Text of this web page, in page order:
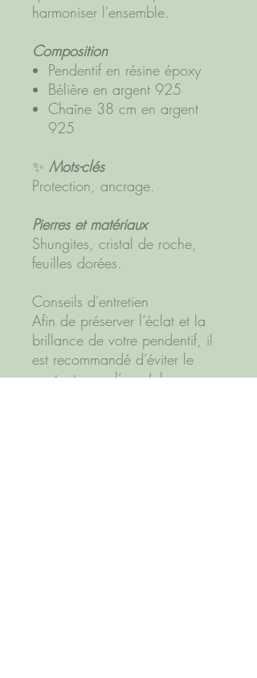
harmoniser l'ensemble.
Composition
Pendentif en résine époxy
Bélière en argent 925
Chaîne 38 cm en argent
925
✨ Mots-clés
Protection, ancrage.
Pierres et matériaux
Shungites, cristal de roche,
feuilles dorées.
Conseils d'entretien
Afin de préserver l’éclat et la
brillance de votre pendentif, il
est recommandé d’éviter le
contact avec l’eau (plage,